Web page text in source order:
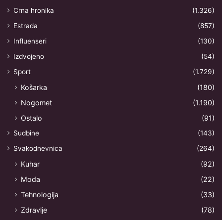
Crna hronika
(1.326)
Estrada
(857)
Influenseri
(130)
Izdvojeno
(54)
Sport
(1.729)
Košarka
(180)
Nogomet
(1.190)
Ostalo
(91)
Sudbine
(143)
Svakodnevnica
(264)
Kuhar
(92)
Moda
(22)
Tehnologija
(33)
Zdravlje
(78)